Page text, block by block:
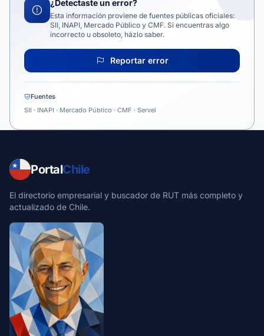
¿Detectaste un error?
Esta información proviene de fuentes públicas oficiales:
SII, INAPI, Mercado Público y CMF. Si encuentras algo
incorrecto u obsoleto, házlo saber.
Reportar error
Fuentes
SII · INAPI · Mercado Público · CMF · Servel
PortalChile
El directorio empresarial y buscador de RUT más completo y
actualizado de Chile.